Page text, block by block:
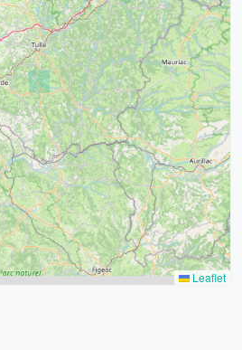
15
21
14
39
68
43
Leaflet